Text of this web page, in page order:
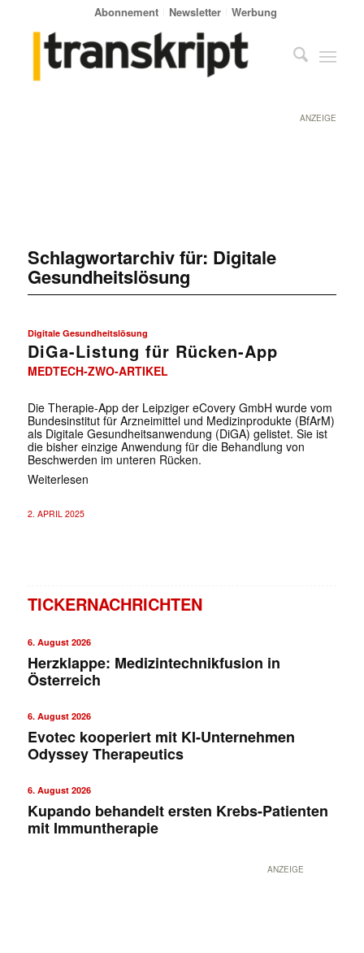
Abonnement Newsletter Werbung
ANZEIGE
Schlagwortarchiv für: Digitale
Gesundheitslösung
Digitale Gesundheitslösung
DiGa-Listung für Rücken-App
MEDTECH-ZWO-ARTIKEL
Die Therapie-App der Leipziger eCovery GmbH wurde vom
Bundesinstitut für Arzneimittel und Medizinprodukte (BfArM)
als Digitale Gesundheitsanwendung (DiGA) gelistet. Sie ist
die bisher einzige Anwendung für die Behandlung von
Beschwerden im unteren Rücken.
Weiterlesen
2. APRIL 2025
TICKERNACHRICHTEN
6. August 2026
Herzklappe: Medizintechnikfusion in
Österreich
6. August 2026
Evotec kooperiert mit KI-Unternehmen
Odyssey Therapeutics
6. August 2026
Kupando behandelt ersten Krebs-Patienten
mit Immuntherapie
ANZEIGE